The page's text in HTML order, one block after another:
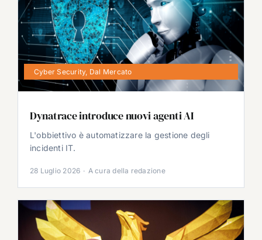
Cyber Security, Dal Mercato
Dynatrace introduce nuovi agenti AI
L'obbiettivo è automatizzare la gestione degli
incidenti IT.
28 Luglio 2026 · A cura della redazione